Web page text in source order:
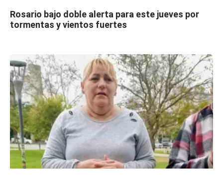
Rosario bajo doble alerta para este jueves por
tormentas y vientos fuertes